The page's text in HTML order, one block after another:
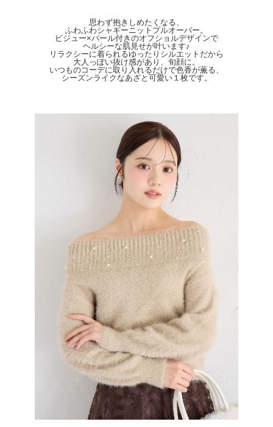
サイズは平置きサイズとなりますので測り方により誤差が出る場合がございます。
色合いはモニター環境により若干の誤差が出ます。 ライティングや天候によりモ
デル画像と物撮り画像のカラーに違いある場合、物撮り画像の方が
実際のカラーに近い状態で撮影されておりますので、そちらを参考にしてください
思わず抱きしめたくなる、
ふわふわシャギーニットプルオーバー。
ビジュー×パール付きのオフショルデザインで
ヘルシーな肌見せが叶います♪
リラクシーに着られるゆったりシルエットだから
大人っぽい抜け感があり、旬顔に。
いつものコーデに取り入れるだけで色香が薫る、
シーズンライクなあざと可愛い１枚です。